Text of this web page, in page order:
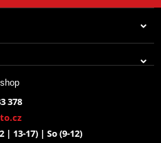
378
| 13-17) | So (9-12)